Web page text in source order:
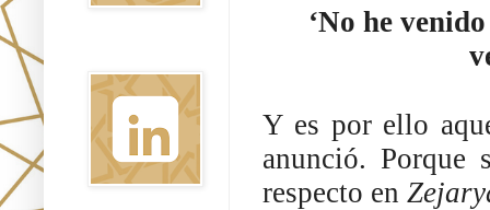
‘No he
Y es por ello
anunció.
respecto en